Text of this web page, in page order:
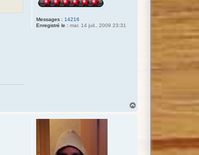
Messages : 14216
Enregistré le : mar. 14 juil., 2009 23:31